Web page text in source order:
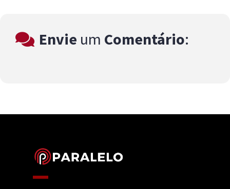
Envie um Comentário: